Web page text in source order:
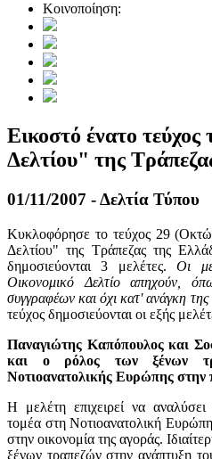
Κοινοποίηση:
Εικοστό ένατο
Δελτίου" της
01/11/2007 - Δελτία Τύπου
Κυκλοφόρησε το τεύχος 29
Δελτίου" της Τράπεζας της
δημοσιεύονται 3 μελέτες.Οι
Οικονομικό Δελτίο απηχούν,
συγγραφέων και όχι κατ'ανάγκη της
τεύχος δημοσιεύονται οι εξής
Παναγιώτης Καπόπουλος και
και ο ρόλος των ξένων
Νοτιοανατολικής Ευρώπης στην
Η μελέτη επιχειρεί να
τομέα στη Νοτιοανατολική
στην οικονομία της αγοράς.
ξένων τραπεζών στην ανάπτυξη